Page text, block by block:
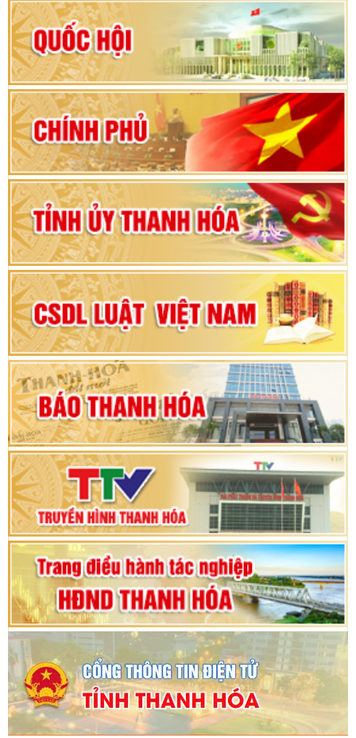
Hướng dẫn quy trình bỏ phiếu bầu cử ĐBQH
khoá XVI và đại biểu HĐND các cấp nhiệm kỳ
2026-2031
80 năm Quốc hội Việt Nam: vì lợi ích Nhân dân,
vì sự phát triển của đất nước
Bộ Chính trị duyệt nội dung Đại hội đại biểu
Đảng bộ tỉnh Thanh Hóa lần thứ XX, nhiệm kỳ
2025 - 2030
Đại hội đại biểu Đảng bộ xã Yên Thọ lần thứ I,
nhiệm kỳ 2025 – 2030
Đại hội Đảng bộ xã Yên Ninh lần thứ nhất,
nhiệm kỳ 2025 - 2030
Khai mạc Kỳ họp bất thường lần thứ 9, Quốc
hội khóa XV
Phiên thảo luận Kỳ họp thứ 24, HĐND tỉnh
Thanh Hóa khóa XVIII, nhiệm kỳ 2021 - 2026
Bế mạc Kỳ họp thứ hai bốn, Hội đồng nhân dân
tỉnh khoá XVIII